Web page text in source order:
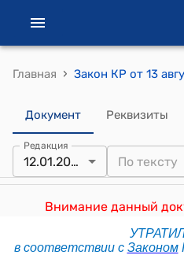
Главная ›
Документ Реквизиты
Редакция
12.01.2024
Внимание данный